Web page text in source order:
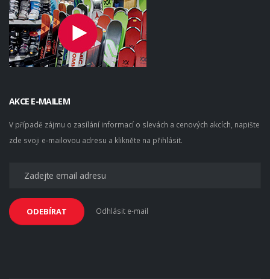
AKCE E-MAILEM
V případě zájmu o zasílání informací o slevách a cenových akcích, napište
zde svoji e-mailovou adresu a klikněte na přihlásit.
ODEBÍRAT Odhlásit e-mail